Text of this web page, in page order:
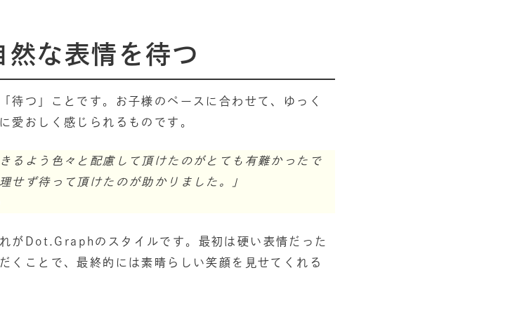
然な表情を待つ
待つ」ことです。お子様のペースに合わせて、ゆっく
愛おしく感じられるものです。
るよう色々と配慮して頂けたのがとても有難かったで
せず待って頂けたのが助かりました。」
がDot.Graphのスタイルです。最初は硬い表情だった
くことで、最終的には素晴らしい笑顔を見せてくれる